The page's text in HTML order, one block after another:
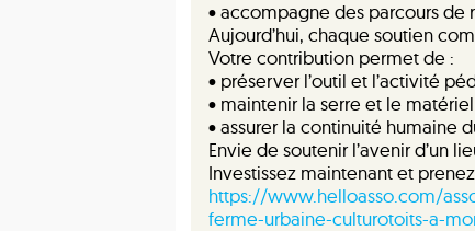
• accompagne des parcours
Aujourd’hui, chaque soutien
Votre contribution permet de :
• préserver l’outil et l’activité
• maintenir la serre et le matériel
• assurer la continuité humaine
Envie de soutenir l’avenir d’un
Investissez maintenant et prenez
https://www.helloasso.com/
ferme-urbaine-culturotoits-a-